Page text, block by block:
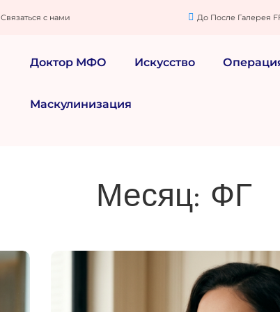
Связаться с нами До После Галерея
Доктор МФО Искусство
Маскулинизация
Месяц: ФГ